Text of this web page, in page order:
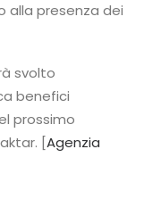
alla presenza dei
svolto
benefici
prossimo
[Agenzia